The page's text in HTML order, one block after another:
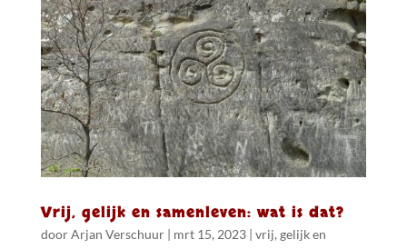
Vrij, gelijk en samenleven: wat is dat?
doorArjan Verschuur| mrt 15, 2023| vrij, gelijk en